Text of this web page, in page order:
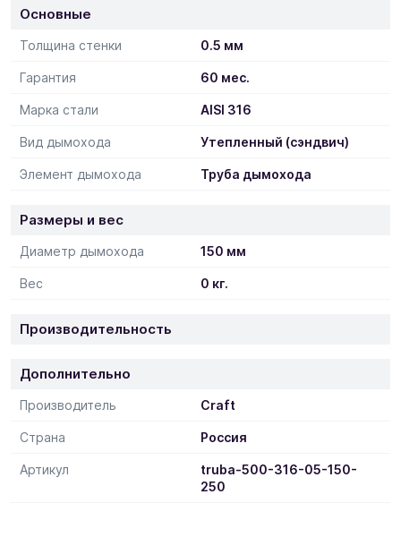
Основные
Толщина стенки 0.5 мм
Гарантия 60 мес.
Марка стали AISI 316
Вид дымохода Утепленный (сэндвич)
Элемент дымохода Труба дымохода
Размеры и вес
Диаметр дымохода 150 мм
Вес 0 кг.
Производительность
Дополнительно
Производитель Craft
Страна Россия
Артикул
truba-500-316-05-150-
250